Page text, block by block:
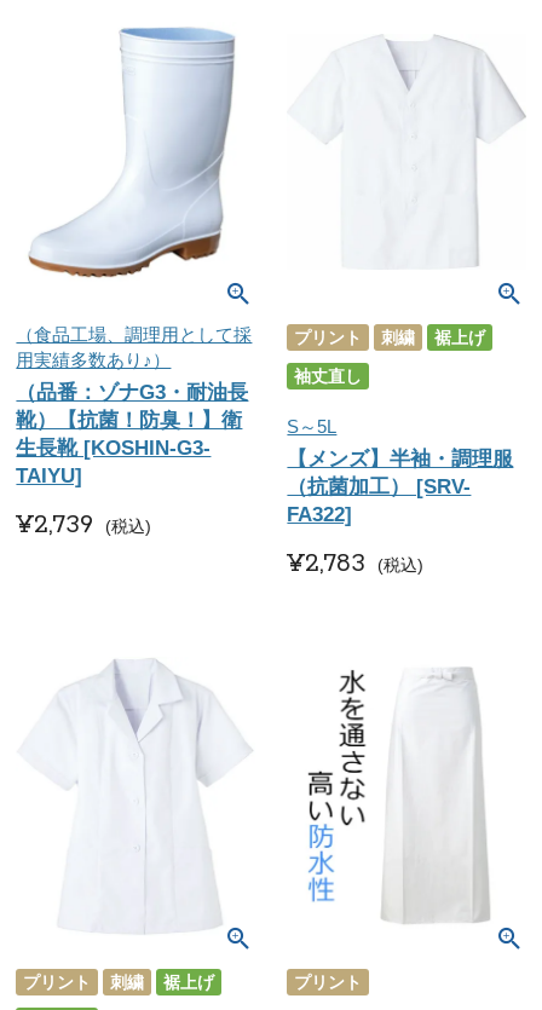
（食品工場、調理用として採
用実績多数あり♪）
（品番：ゾナG3・耐油長
靴）【抗菌！防臭！】衛
生長靴 [KOSHIN-G3-
TAIYU]
¥2,739 税込
プリント 刺繍
裾上げ
袖丈直し
S～5L
【メンズ】半袖・調理服
（抗菌加工） [SRV-
FA322]
¥2,783 税込
プリント 刺繍
裾上げ
プリント